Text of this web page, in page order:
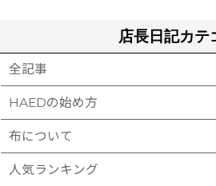
店長日記カテ
全記事
HAEDの始め方
布について
人気ランキング